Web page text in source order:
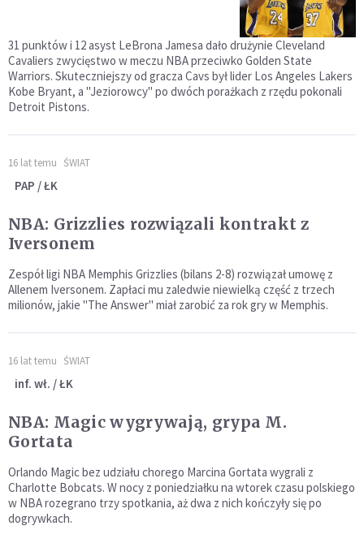
31 punktów i 12 asyst LeBrona Jamesa dało drużynie Cleveland
Cavaliers zwycięstwo w meczu NBA przeciwko Golden State
Warriors. Skuteczniejszy od gracza Cavs był lider Los Angeles Lakers
Kobe Bryant, a "Jeziorowcy" po dwóch porażkach z rzędu pokonali
Detroit Pistons.
16 lat temu ŚWIAT
PAP / ŁK
NBA: Grizzlies rozwiązali kontrakt z
Iversonem
Zespół ligi NBA Memphis Grizzlies (bilans 2-8) rozwiązał umowę z
Allenem Iversonem. Zapłaci mu zaledwie niewielką część z trzech
milionów, jakie "The Answer" miał zarobić za rok gry w Memphis.
16 lat temu ŚWIAT
inf. wł. / ŁK
NBA: Magic wygrywają, grypa M.
Gortata
Orlando Magic bez udziału chorego Marcina Gortata wygrali z
Charlotte Bobcats. W nocy z poniedziałku na wtorek czasu polskiego
w NBA rozegrano trzy spotkania, aż dwa z nich kończyły się po
dogrywkach.